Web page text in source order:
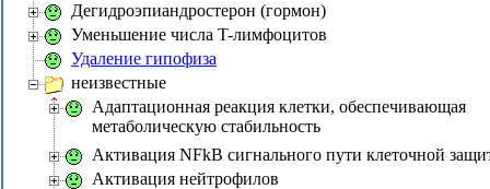
Дегидроэпиандростерон (гормон)
Уменьшение числа T-лимфоцитов
Удаление гипофиза
неизвестные
Адаптационная реакция клетки, обеспечивающая
метаболическую стабильность
Активация NFkB сигнального пути клеточной
Активация нейтрофилов